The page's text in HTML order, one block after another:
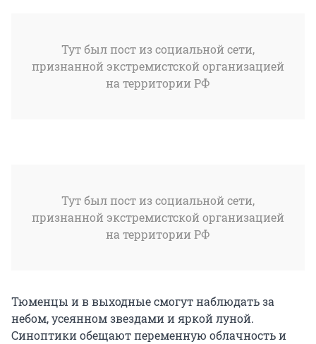
Тут был пост из социальной сети,
признанной экстремистской организацией
на территории РФ
Тут был пост из социальной сети,
признанной экстремистской организацией
на территории РФ
Тюменцы и в выходные смогут наблюдать за
небом, усеянном звездами и яркой луной.
Синоптики обещают переменную облачность и